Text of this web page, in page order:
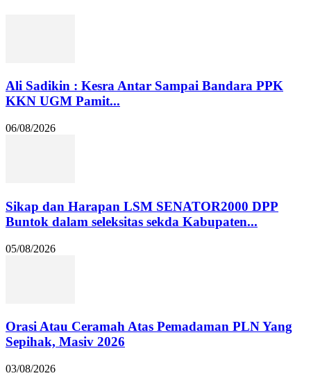
Ali Sadikin : Kesra Antar Sampai Bandara PPK
KKN UGM Pamit...
06/08/2026
Sikap dan Harapan LSM SENATOR2000 DPP
Buntok dalam seleksitas sekda Kabupaten...
05/08/2026
Orasi Atau Ceramah Atas Pemadaman PLN Yang
Sepihak, Masiv 2026
03/08/2026